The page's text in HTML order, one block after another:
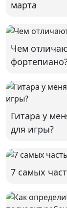
марта
Чем
Гитара у
для игры?
7 самых